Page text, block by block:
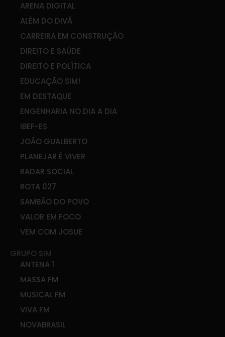
ARENA DIGITAL
ALÉM DO DIVÃ
CARREIRA EM CONSTRUÇÃO
DIREITO E SAÚDE
DIREITO E POLÍTICA
EDUCAÇÃO SIM!
EM DESTAQUE
ENGENHARIA NO DIA A DIA
IBEF-ES
JOÃO GUALBERTO
PLANEJAR É VIVER
RADAR SOCIAL
ROTA 027
SAMBÃO DO POVO
VALOR EM FOCO
VEM COM JOSUE
GRUPO SIM
ANTENA 1
MASSA FM
MUSICAL FM
VIVA FM
NOVABRASIL